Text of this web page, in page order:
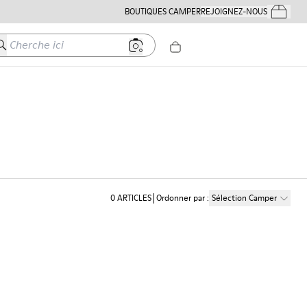
BOUTIQUES CAMPERREJOIGNEZ-NOUSMes
ici
0ARTICLES Ordonner par: Sélection Camper